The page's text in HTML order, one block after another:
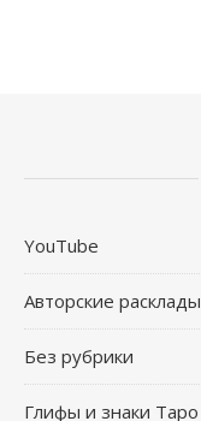
YouTube
Авторские расклады
Без рубрики
Глифы и знаки Таро